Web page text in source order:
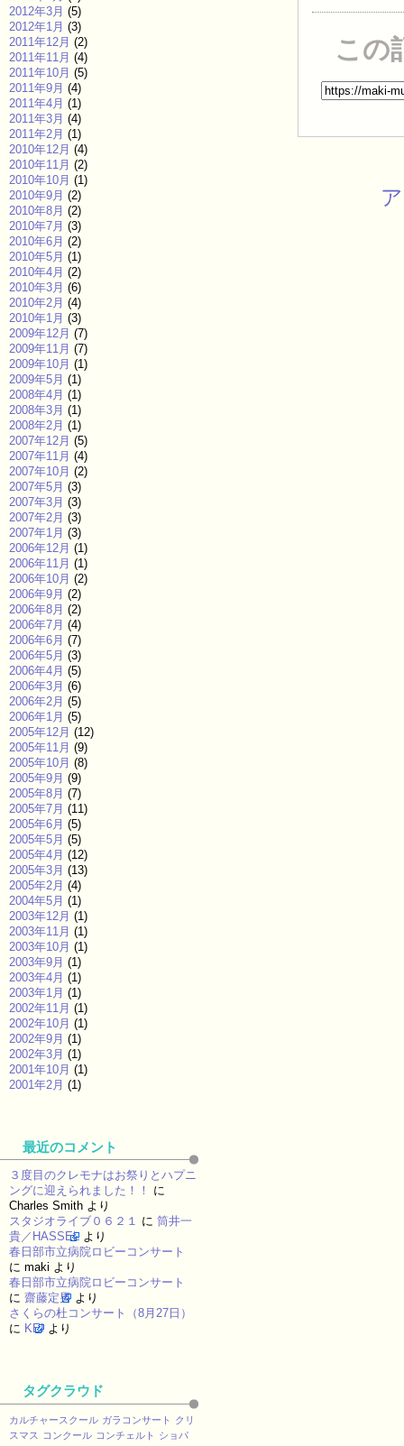
この
2012年3月 (5)
2012年1月 (3)
2011年12月 (2)
2011年11月 (4)
2011年10月 (5)
2011年9月 (4)
2011年4月 (1)
2011年3月 (4)
2011年2月 (1)
2010年12月 (4)
2010年11月 (2)
2010年10月 (1)
2010年9月 (2)
2010年8月 (2)
2010年7月 (3)
2010年6月 (2)
2010年5月 (1)
2010年4月 (2)
2010年3月 (6)
2010年2月 (4)
2010年1月 (3)
2009年12月 (7)
2009年11月 (7)
2009年10月 (1)
2009年5月 (1)
2008年4月 (1)
2008年3月 (1)
2008年2月 (1)
2007年12月 (5)
2007年11月 (4)
2007年10月 (2)
2007年5月 (3)
2007年3月 (3)
2007年2月 (3)
2007年1月 (3)
2006年12月 (1)
2006年11月 (1)
2006年10月 (2)
2006年9月 (2)
2006年8月 (2)
2006年7月 (4)
2006年6月 (7)
2006年5月 (3)
2006年4月 (5)
2006年3月 (6)
2006年2月 (5)
2006年1月 (5)
2005年12月 (12)
2005年11月 (9)
2005年10月 (8)
2005年9月 (9)
2005年8月 (7)
2005年7月 (11)
2005年6月 (5)
2005年5月 (5)
2005年4月 (12)
2005年3月 (13)
2005年2月 (4)
2004年5月 (1)
2003年12月 (1)
2003年11月 (1)
2003年10月 (1)
2003年9月 (1)
2003年4月 (1)
2003年1月 (1)
2002年11月 (1)
2002年10月 (1)
2002年9月 (1)
2002年3月 (1)
2001年10月 (1)
2001年2月 (1)
最近のコメント
３度目のクレモナはお祭りとハプニ
ングに迎えられました！！
に
Charles Smith より
スタジオライブ０６２１ に 筒井一
貴／HASSEL より
春日部市立病院ロビーコンサート
に maki より
春日部市立病院ロビーコンサート
に 齋藤定男 より
さくらの杜コンサート（8月27日）
に KEI より
タグクラウド
カルチャースクール ガラコンサート
クリ
スマス
コンクール コンチェルト
ショパ